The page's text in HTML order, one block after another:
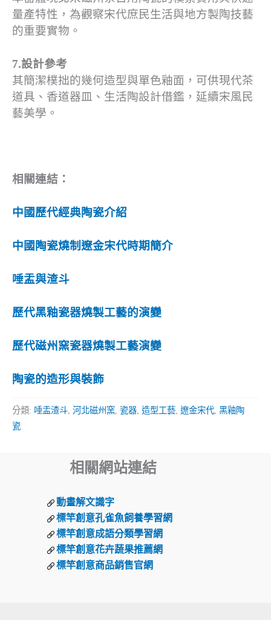
量產特性，為觀察宋代庶民生活與地方製陶技藝
的重要實物。
7.設計參考
其簡潔樸拙的幾何造型與單色釉面，可供現代茶
道具、香道器皿、生活陶設計借鑑，延續宋風民
藝美學。
相關連結：
中國歷代經典陶瓷介紹
中國陶瓷燒制遼金宋代時期簡介
唾盂與渣斗
歷代黑釉瓷器燒製工藝的演變
歷代磁州窯瓷器燒製工藝演變
陶瓷的造形與裝飾
分類: 唾盂渣斗 河北磁州窯 瓷器 造型工藝 遼金宋代 黑釉陶
瓷
相關網站連結
動畫解文識字
標竿創意孔雀魚飼養學習網
標竿創意成語分類學習網
標竿創意花卉蔬果推薦網
標竿創意商品銷售官網